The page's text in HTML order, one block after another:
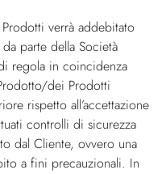
verrà addebitato
parte della Società
regola in coincidenza
dei Prodotti
rispetto all’accettazione
controlli di sicurezza
dal Cliente, ovvero una
a fini precauzionali. In